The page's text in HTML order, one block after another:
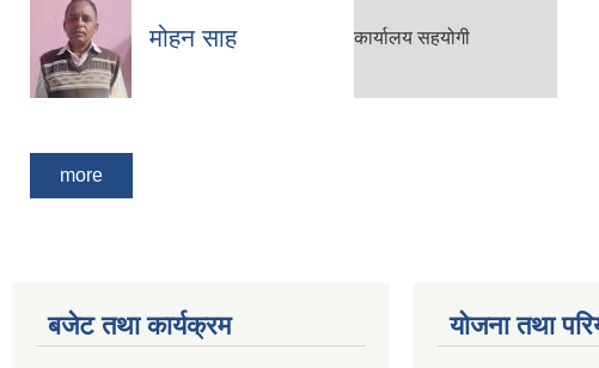
मोहन साह कार्यालय सहयोगी
more
बजेट तथा कार्यक्रम योजना तथा